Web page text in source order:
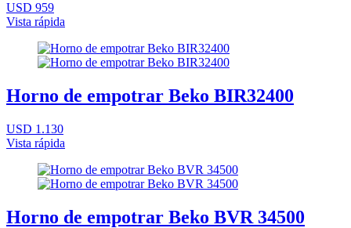
USD 959
Vista rápida
Horno de empotrar Beko BIR32400
USD 1.130
Vista rápida
Horno de empotrar Beko BVR 34500